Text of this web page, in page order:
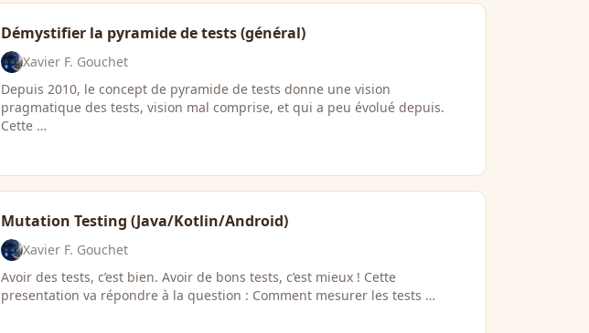
Démystifier la pyramide de tests (général)
Xavier F. Gouchet
Depuis 2010, le concept de pyramide de tests donne une vision
pragmatique des tests, vision mal comprise, et qui a peu évolué depuis.
Cette …
Mutation Testing (Java/Kotlin/Android)
Xavier F. Gouchet
Avoir des tests, c’est bien. Avoir de bons tests, c’est mieux ! Cette
presentation va répondre à la question : Comment mesurer les tests …